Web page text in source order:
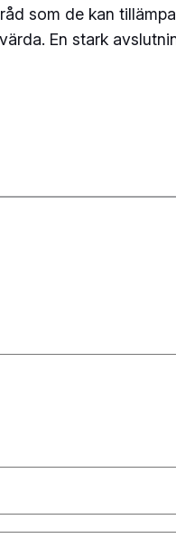
som de kan
En stark